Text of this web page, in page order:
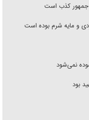
جمهور کذب است
و مایه شرم بوده است
نمی‌شود
بود